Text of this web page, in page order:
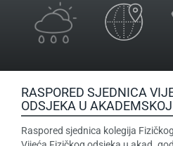
RASPORED SJEDNICA
ODSJEKA U
Raspored sjednica kolegija